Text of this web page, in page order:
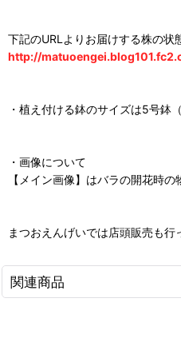
下記のURLよりお届けする株の状
http://
・植え付ける鉢のサイズは5号鉢
・画像について
【メイン画像】はバラの開花時
まつおえんげいでは店頭販売も
関連商品